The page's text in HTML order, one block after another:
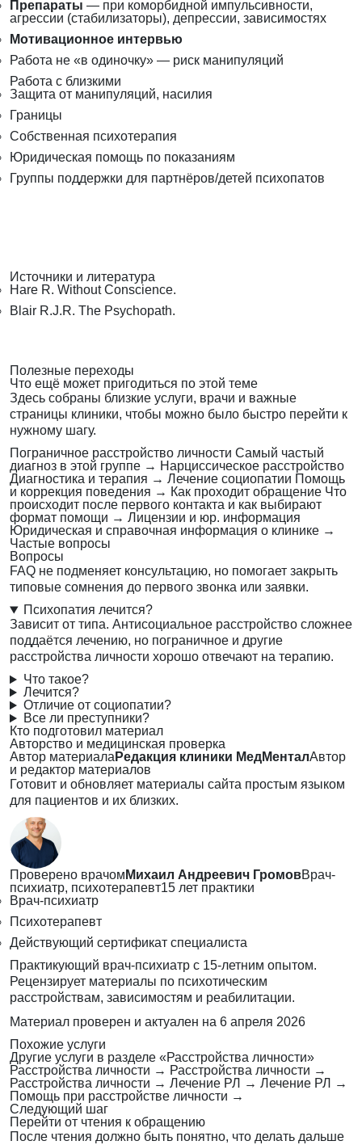
Препараты — при коморбидной импульсивности,
агрессии (стабилизаторы), депрессии, зависимостях
Мотивационное интервью
Работа не «в одиночку» — риск манипуляций
Работа с близкими
Защита от манипуляций, насилия
Границы
Собственная психотерапия
Юридическая помощь по показаниям
Группы поддержки для партнёров/детей психопатов
Источники и литература
Hare R. Without Conscience.
Blair R.J.R. The Psychopath.
Полезные переходы
Что ещё может пригодиться по этой теме
Здесь собраны близкие услуги, врачи и важные
страницы клиники, чтобы можно было быстро перейти к
нужному шагу.
Пограничное расстройство личности Самый частый
диагноз в этой группе → Нарциссическое расстройство
Диагностика и терапия → Лечение социопатии Помощь
и коррекция поведения → Как проходит обращение Что
происходит после первого контакта и как выбирают
формат помощи → Лицензии и юр. информация
Юридическая и справочная информация о клинике →
Частые вопросы
Вопросы
FAQ не подменяет консультацию, но помогает закрыть
типовые сомнения до первого звонка или заявки.
Психопатия лечится?
Зависит от типа. Антисоциальное расстройство сложнее
поддаётся лечению, но пограничное и другие
расстройства личности хорошо отвечают на терапию.
Что такое?
Лечится?
Отличие от социопатии?
Все ли преступники?
Кто подготовил материал
Авторство и медицинская проверка
Автор материала Редакция клиники МедМенталАвтор
и редактор материалов
Готовит и обновляет материалы сайта простым языком
для пациентов и их близких.
Проверено врачом Михаил Андреевич ГромовВрач-
психиатр, психотерапевт15 лет практики
Врач-психиатр
Психотерапевт
Действующий сертификат специалиста
Практикующий врач-психиатр с 15-летним опытом.
Рецензирует материалы по психотическим
расстройствам, зависимостям и реабилитации.
Материал проверен и актуален на 6 апреля 2026
Похожие услуги
Другие услуги в разделе «Расстройства личности»
Расстройства личности → Расстройства личности →
Расстройства личности → Лечение РЛ → Лечение РЛ →
Помощь при расстройстве личности →
Следующий шаг
Перейти от чтения к обращению
После чтения должно быть понятно, что делать дальше